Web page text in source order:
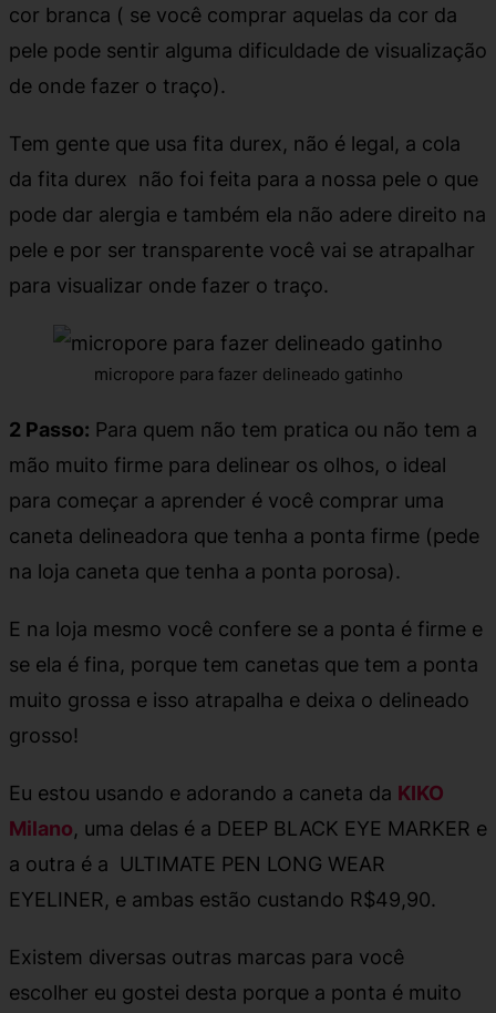
cor branca ( se você comprar aquelas da cor da
pele pode sentir alguma dificuldade de visualização
de onde fazer o traço).
Tem gente que usa fita durex, não é legal, a cola
da fita durex não foi feita para a nossa pele o que
pode dar alergia e também ela não adere direito na
pele e por ser transparente você vai se atrapalhar
para visualizar onde fazer o traço.
micropore para fazer delineado gatinho
2 Passo: Para quem não tem pratica ou não tem a
mão muito firme para delinear os olhos, o ideal
para começar a aprender é você comprar uma
caneta delineadora que tenha a ponta firme (pede
na loja caneta que tenha a ponta porosa).
E na loja mesmo você confere se a ponta é firme e
se ela é fina, porque tem canetas que tem a ponta
muito grossa e isso atrapalha e deixa o delineado
grosso!
Eu estou usando e adorando a caneta da KIKO
Milano, uma delas é a DEEP BLACK EYE MARKER e
a outra é a ULTIMATE PEN LONG WEAR
EYELINER, e ambas estão custando R$49,90.
Existem diversas outras marcas para você
escolher eu gostei desta porque a ponta é muito